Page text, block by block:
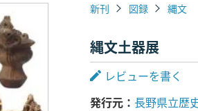
新刊 図録 縄文
縄文土器展
レビューを書く
発行元
長野県立歴